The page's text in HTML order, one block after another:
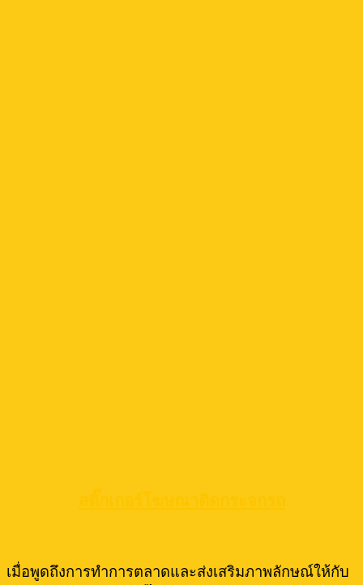
เมื่อพูดถึงการทำการตลาดและส่งเสริมภาพลักษณ์ให้กับ